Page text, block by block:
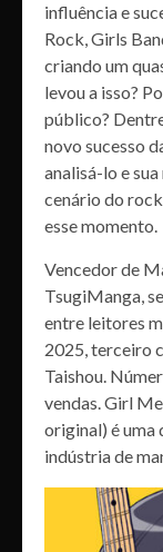
influência e
Rock, Girls
criando um
levou a isso?
público?
novo sucesso
analisá-lo e
cenário do
esse momento.
Vencedor de
TsugiManga,
entre leitores
2025, terceiro
Taishou.
vendas. Girl
original) é uma
indústria de